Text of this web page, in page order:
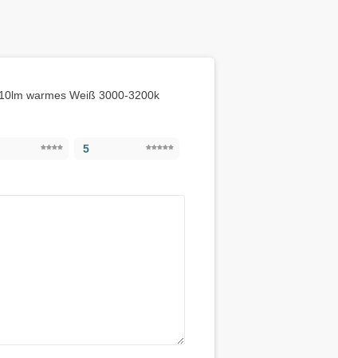
warmes Weiß 3000-3200k
5